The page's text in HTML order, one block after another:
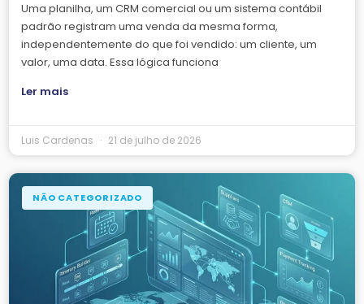
Uma planilha, um CRM comercial ou um sistema contábil
padrão registram uma venda da mesma forma,
independentemente do que foi vendido: um cliente, um
valor, uma data. Essa lógica funciona
Ler mais
Luis Cardenas 21 de julho de 2026
NÃO CATEGORIZADO